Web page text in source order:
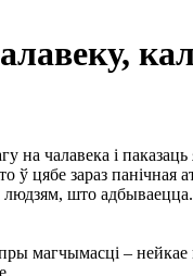
на чалавека і
ў цябе зараз панічная
што адбываецца.
магчымасці – нейкае